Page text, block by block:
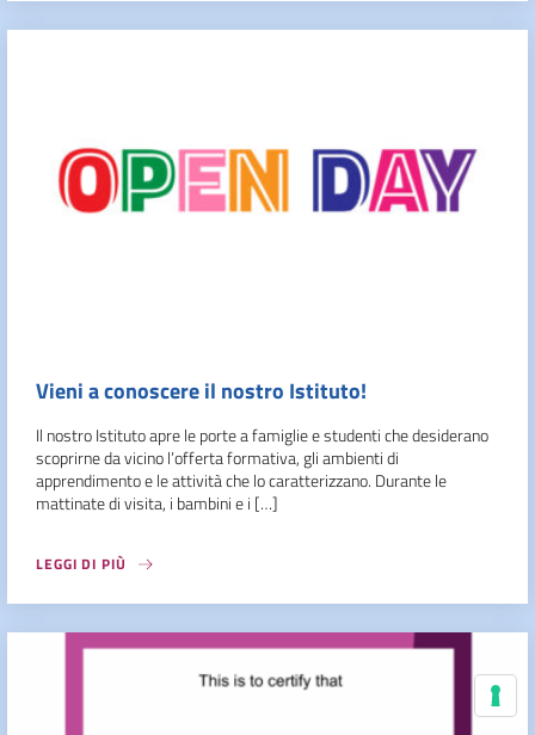
Vieni a conoscere il nostro Istituto!
Il nostro Istituto apre le porte a famiglie e studenti che desiderano
scoprirne da vicino l’offerta formativa, gli ambienti di
apprendimento e le attività che lo caratterizzano. Durante le
mattinate di visita, i bambini e i […]
LEGGI DI PIÙ
Le